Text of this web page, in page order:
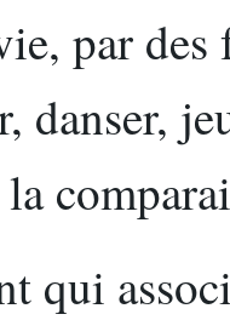
par des
danser,
qui